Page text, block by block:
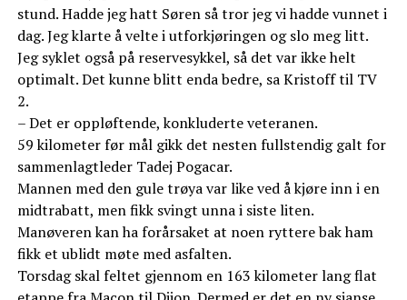
stund. Hadde jeg hatt Søren så tror jeg vi hadde vunnet i
dag. Jeg klarte å velte i utforkjøringen og slo meg litt.
Jeg syklet også på reservesykkel, så det var ikke helt
optimalt. Det kunne blitt enda bedre, sa Kristoff til TV
2.
– Det er oppløftende, konkluderte veteranen.
59 kilometer før mål gikk det nesten fullstendig galt for
sammenlagtleder Tadej Pogacar.
Mannen med den gule trøya var like ved å kjøre inn i en
midtrabatt, men fikk svingt unna i siste liten.
Manøveren kan ha forårsaket at noen ryttere bak ham
fikk et ublidt møte med asfalten.
Torsdag skal feltet gjennom en 163 kilometer lang flat